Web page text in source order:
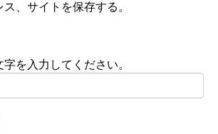
、サイトを保存する。
字を入力してください。